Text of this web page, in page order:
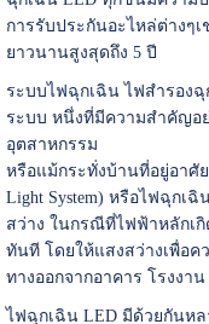
การรับประกันอะไหล่ต่างๆ
ยาวนานสูงสุดถึง 5 ปี
ระบบไฟฉุกเฉิน ไฟสำรอง
ระบบ หนึ่งที่มีความสำคัญอ
อุตสาหกรรม
หรือแม้กระทั่งบ้านที่อยู่อาศั
Light System) หรือไฟฉุกเ
สว่าง ในกรณีที่ไฟฟ้าหลักเ
ทันที โดยให้แสงสว่างเพื่อค
ทางออกจากอาคาร โรงงาน
ไฟฉุกเฉิน LED มีด้วยกันห